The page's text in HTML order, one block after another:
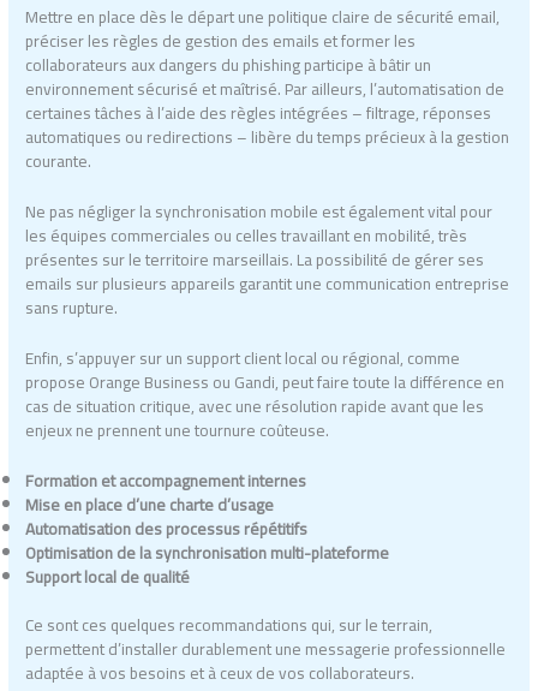
Mettre en place dès le départ une politique claire de sécurité email,
préciser les règles de gestion des emails et former les
collaborateurs aux dangers du phishing participe à bâtir un
environnement sécurisé et maîtrisé. Par ailleurs, l’automatisation de
certaines tâches à l’aide des règles intégrées – filtrage, réponses
automatiques ou redirections – libère du temps précieux à la gestion
courante.
Ne pas négliger la synchronisation mobile est également vital pour
les équipes commerciales ou celles travaillant en mobilité, très
présentes sur le territoire marseillais. La possibilité de gérer ses
emails sur plusieurs appareils garantit une communication entreprise
sans rupture.
Enfin, s’appuyer sur un support client local ou régional, comme
propose Orange Business ou Gandi, peut faire toute la différence en
cas de situation critique, avec une résolution rapide avant que les
enjeux ne prennent une tournure coûteuse.
Formation et accompagnement internes
Mise en place d’une charte d’usage
Automatisation des processus répétitifs
Optimisation de la synchronisation multi-plateforme
Support local de qualité
Ce sont ces quelques recommandations qui, sur le terrain,
permettent d’installer durablement une messagerie professionnelle
adaptée à vos besoins et à ceux de vos collaborateurs.